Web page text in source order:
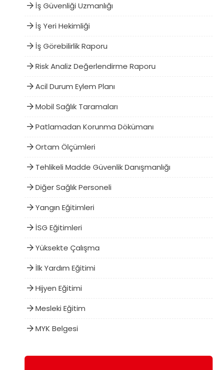
İş Güvenliği Uzmanlığı
İş Yeri Hekimliği
İş Görebilirlik Raporu
Risk Analiz Değerlendirme Raporu
Acil Durum Eylem Planı
Mobil Sağlık Taramaları
Patlamadan Korunma Dökümanı
Ortam Ölçümleri
Tehlikeli Madde Güvenlik Danışmanlığı
Diğer Sağlık Personeli
Yangın Eğitimleri
İSG Eğitimleri
Yüksekte Çalışma
İlk Yardım Eğitimi
Hijyen Eğitimi
Mesleki Eğitim
MYK Belgesi